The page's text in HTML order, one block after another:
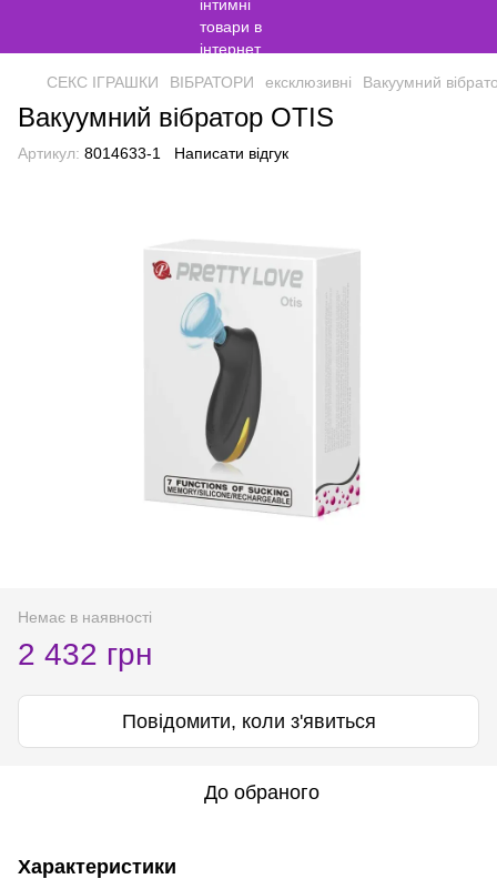
СЕКС ІГРАШКИ ВІБРАТОРИ ексклюзивні Вакуумний
Вакуумний вібратор OTIS
Артикул: 8014633-1 Написати відгук
Немає в наявності
2 432 грн
Повідомити, коли з'явиться
До обраного
Характеристики